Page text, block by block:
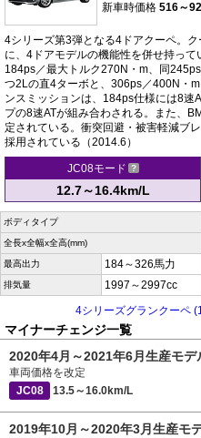
新車時価格 516～
4シリーズ第3弾となる4ドアクーペ。
に、4ドアモデルの機能性を併せ持っ
184ps／最大トルク270N・m、同
つ2Lの直4ターボと、306ps／400N・
ンスミッションは、184ps仕様には8速
プの8速ATが組み合わされる。また、
定されている。衝突回避・被害軽減ブ
採用されている（2014.6）
JC08モード
12.7～16.4km/L
ボディタイプ
全長x全幅x全高(mm)
最高出力 184～326馬力
排気量 1997～2997cc
4シリーズグランクーペ
マイナーチェンジ一覧
2020年4月～2021年6月生産モデ
車両価格を改定
JC08
13.5～16.0km/L
2019年10月～2020年3月生産モ